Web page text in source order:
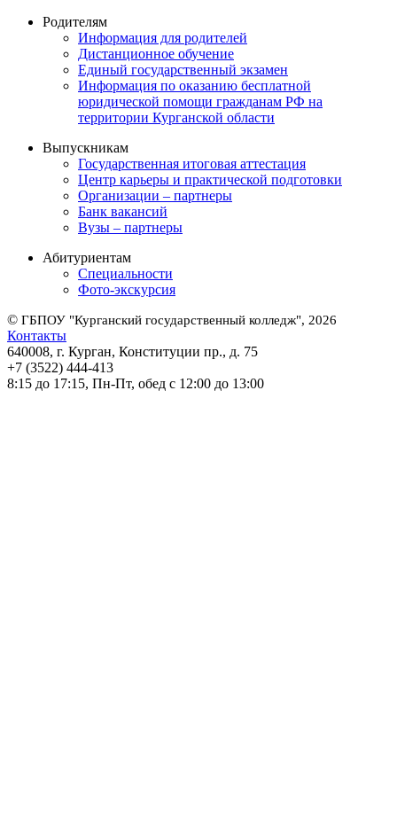
Родителям
Информация для родителей
Дистанционное обучение
Единый государственный экзамен
Информация по оказанию бесплатной
юридической помощи гражданам РФ на
территории Курганской области
Выпускникам
Государственная итоговая аттестация
Центр карьеры и практической подготовки
Организации – партнеры
Банк вакансий
Вузы – партнеры
Абитуриентам
Специальности
Фото-экскурсия
© ГБПОУ "Курганский государственный колледж", 2026
Контакты
640008, г. Курган, Конституции пр., д. 75
+7 (3522) 444-413
8:15 до 17:15, Пн-Пт, обед с 12:00 до 13:00